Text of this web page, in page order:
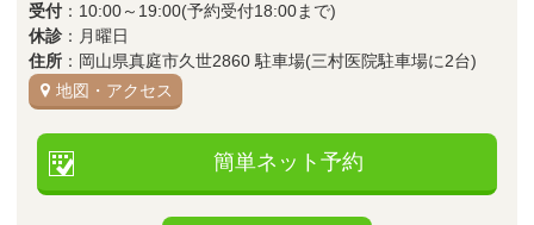
受付 ：10:00～19:00(予約受付18:00まで)
休診 ：月曜日
住所 ：岡山県真庭市久世2860 駐車場(三村医院駐車場に2台)
地図・アクセス
簡単ネット予約